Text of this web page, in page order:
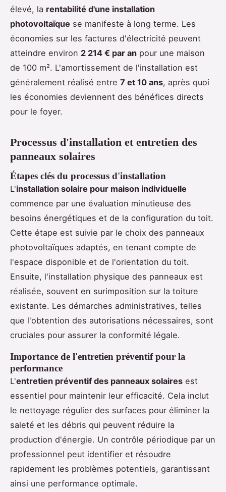
élevé, la rentabilité d'une installation
photovoltaïque se manifeste à long terme. Les
économies sur les factures d'électricité peuvent
atteindre environ 2 214 € par an pour une maison
de 100 m². L'amortissement de l'installation est
généralement réalisé entre 7 et 10 ans, après quoi
les économies deviennent des bénéfices directs
pour le foyer.
Processus d'installation et entretien des
panneaux solaires
Étapes clés du processus d'installation
L'installation solaire pour maison individuelle
commence par une évaluation minutieuse des
besoins énergétiques et de la configuration du toit.
Cette étape est suivie par le choix des panneaux
photovoltaïques adaptés, en tenant compte de
l'espace disponible et de l'orientation du toit.
Ensuite, l'installation physique des panneaux est
réalisée, souvent en surimposition sur la toiture
existante. Les démarches administratives, telles
que l'obtention des autorisations nécessaires, sont
cruciales pour assurer la conformité légale.
Importance de l'entretien préventif pour la
performance
L'entretien préventif des panneaux solaires est
essentiel pour maintenir leur efficacité. Cela inclut
le nettoyage régulier des surfaces pour éliminer la
saleté et les débris qui peuvent réduire la
production d'énergie. Un contrôle périodique par un
professionnel peut identifier et résoudre
rapidement les problèmes potentiels, garantissant
ainsi une performance optimale.